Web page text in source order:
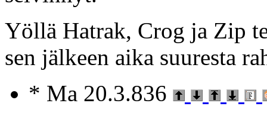
Yöllä Hatrak, Crog ja Zip
sen jälkeen aika suuresta
* Ma 20.3.836